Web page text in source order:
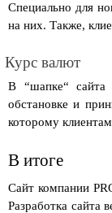
Специально для
на них. Также,
Курс валют
В “шапке“ сайта
обстановке и
которому
В итоге
Сайт компании
Разработка сайта